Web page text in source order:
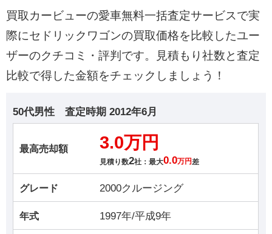
買取カービューの愛車無料一括査定サービスで実
際にセドリックワゴンの買取価格を比較したユー
ザーのクチコミ・評判です。見積もり社数と査定
比較で得した金額をチェックしましょう！
50代男性 査定時期 2012年6月
最高売却額 3.0万円
見積り数2社：最大0.0万円 差
グレード 2000クルージング
年式 1997年/平成9年